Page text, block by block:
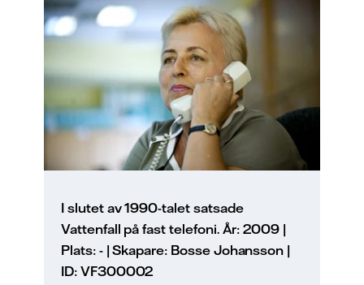
I slutet av 1990-talet satsade
Vattenfall på fast telefoni. År: 2009 |
Plats: - | Skapare: Bosse Johansson |
ID: VF300002